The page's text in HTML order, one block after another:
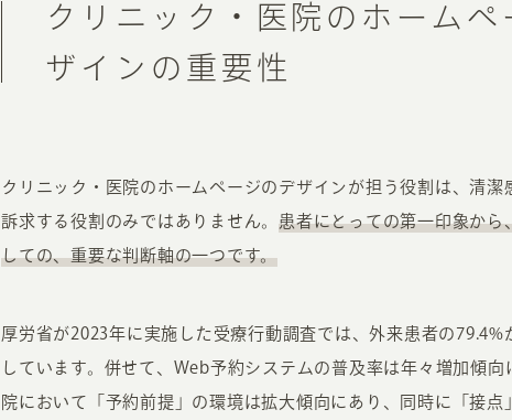
クリニック・医院のホームペ
ザインの重要性
クリニック・医院のホームページのデザインが担う役割は、清潔
訴求する役割のみではありません。 患者にとっての第一印象から
しての、重要な判断軸の一つです。
厚労省が2023年に実施した受療行動調査では、外来患者の
しています。併せて、Web予約システムの普及率は年々増加傾
院において「予約前提」の環境は拡大傾向にあり、同時に「接点